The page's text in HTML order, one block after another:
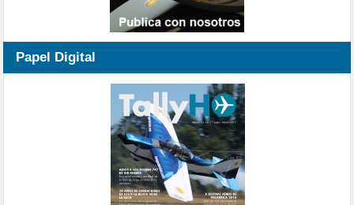
Papel Digital